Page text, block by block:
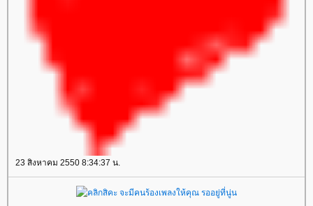
23 สิงหาคม 2550 8:34:37 น.